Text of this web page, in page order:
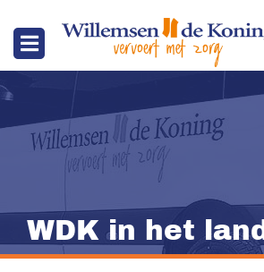
WDK in het land